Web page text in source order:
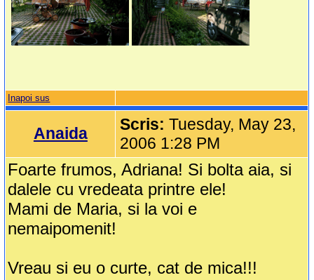
Inapoi sus
Anaida Scris:Tuesday, May 23,
2006 1:28 PM
Foarte frumos, Adriana! Si bolta aia, si
dalele cu vredeata printre ele!
Mami de Maria, si la voi e
nemaipomenit!
Vreau si eu o curte, cat de mica!!!